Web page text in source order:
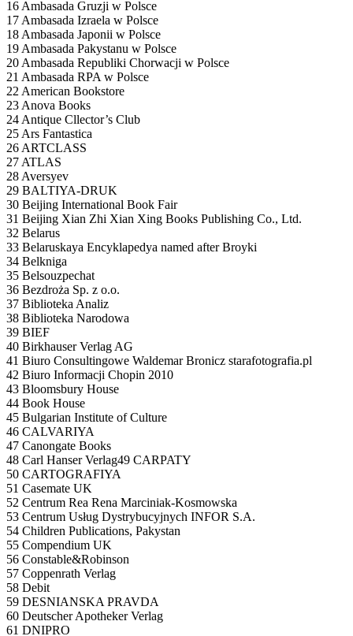
16 Ambasada Gruzji w Polsce
17 Ambasada Izraela w Polsce
18 Ambasada Japonii w Polsce
19 Ambasada Pakystanu w Polsce
20 Ambasada Republiki Chorwacji w Polsce
21 Ambasada RPA w Polsce
22 American Bookstore
23 Anova Books
24 Antique Cllector’s Club
25 Ars Fantastica
26 ARTCLASS
27 ATLAS
28 Aversyev
29 BALTIYA-DRUK
30 Beijing International Book Fair
31 Beijing Xian Zhi Xian Xing Books Publishing Co., Ltd.
32 Belarus
33 Belaruskaya Encyklapedya named after Broyki
34 Belkniga
35 Belsouzpechat
36 Bezdroża Sp. z o.o.
37 Biblioteka Analiz
38 Biblioteka Narodowa
39 BIEF
40 Birkhauser Verlag AG
41 Biuro Consultingowe Waldemar Bronicz starafotografia.pl
42 Biuro Informacji Chopin 2010
43 Bloomsbury House
44 Book House
45 Bulgarian Institute of Culture
46 CALVARIYA
47 Canongate Books
48 Carl Hanser Verlag49 CARPATY
50 CARTOGRAFIYA
51 Casemate UK
52 Centrum Rea Rena Marciniak-Kosmowska
53 Centrum Usług Dystrybucyjnych INFOR S.A.
54 Children Publications, Pakystan
55 Compendium UK
56 Constable&Robinson
57 Coppenrath Verlag
58 Debit
59 DESNIANSKA PRAVDA
60 Deutscher Apotheker Verlag
61 DNIPRO